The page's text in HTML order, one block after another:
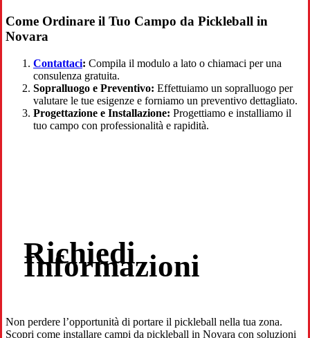
Come Ordinare il Tuo Campo da Pickleball in
Novara
Contattaci: Compila il modulo a lato o chiamaci per una
consulenza gratuita.
Sopralluogo e Preventivo: Effettuiamo un sopralluogo per
valutare le tue esigenze e forniamo un preventivo dettagliato.
Progettazione e Installazione: Progettiamo e installiamo il
tuo campo con professionalità e rapidità.
Richiedi
Informazioni
Non perdere l’opportunità di portare il pickleball nella tua zona.
Scopri come installare campi da pickleball in Novara con soluzioni